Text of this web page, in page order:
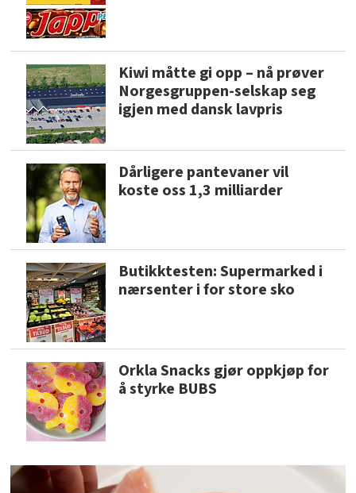
Kiwi måtte gi opp – nå prøver
Norgesgruppen-selskap seg
igjen med dansk lavpris
Dårligere pantevaner vil
koste oss 1,3 milliarder
Butikktesten: Supermarked i
nærsenter i for store sko
Orkla Snacks gjør oppkjøp for
å styrke BUBS